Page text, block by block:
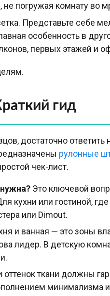
не погружая комнату во
Представьте себе
особенность в
первых этажей и
гид
достаточно
рулонные
чек-лист.
Это ключевой
кухни или гостиной,
или Dimout.
и ванная — это зоны
лидер. В детскую
оттенок ткани должны
минимализма